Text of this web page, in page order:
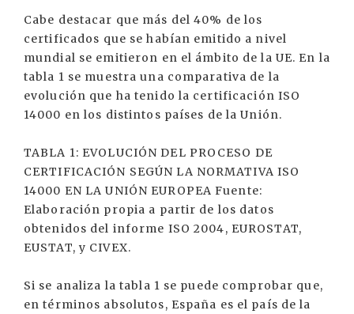
Cabe destacar que más del 40% de los
certificados que se habían emitido a nivel
mundial se emitieron en el ámbito de la UE. En la
tabla 1 se muestra una comparativa de la
evolución que ha tenido la certificación ISO
14000 en los distintos países de la Unión.
TABLA 1: EVOLUCIÓN DEL PROCESO DE
CERTIFICACIÓN SEGÚN LA NORMATIVA ISO
14000 EN LA UNIÓN EUROPEA Fuente:
Elaboración propia a partir de los datos
obtenidos del informe ISO 2004, EUROSTAT,
EUSTAT, y CIVEX.
Si se analiza la tabla 1 se puede comprobar que,
en términos absolutos, España es el país de la